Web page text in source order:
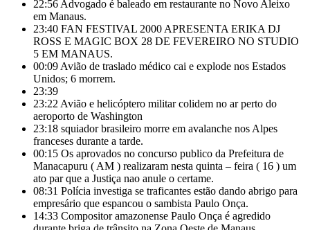
22:56 Advogado é baleado em restaurante no Novo Aleixo
em Manaus.
23:40 FAN FESTIVAL 2000 APRESENTA ERIKA DJ
ROSS E MAGIC BOX 28 DE FEVEREIRO NO STUDIO
5 EM MANAUS.
00:09 Avião de traslado médico cai e explode nos Estados
Unidos; 6 morrem.
23:39
23:22 Avião e helicóptero militar colidem no ar perto do
aeroporto de Washington
23:18 squiador brasileiro morre em avalanche nos Alpes
franceses durante a tarde.
00:15 Os aprovados no concurso publico da Prefeitura de
Manacapuru ( AM ) realizaram nesta quinta – feira ( 16 ) um
ato par que a Justiça nao anule o certame.
08:31 Polícia investiga se traficantes estão dando abrigo para
empresário que espancou o sambista Paulo Onça.
14:33 Compositor amazonense Paulo Onça é agredido